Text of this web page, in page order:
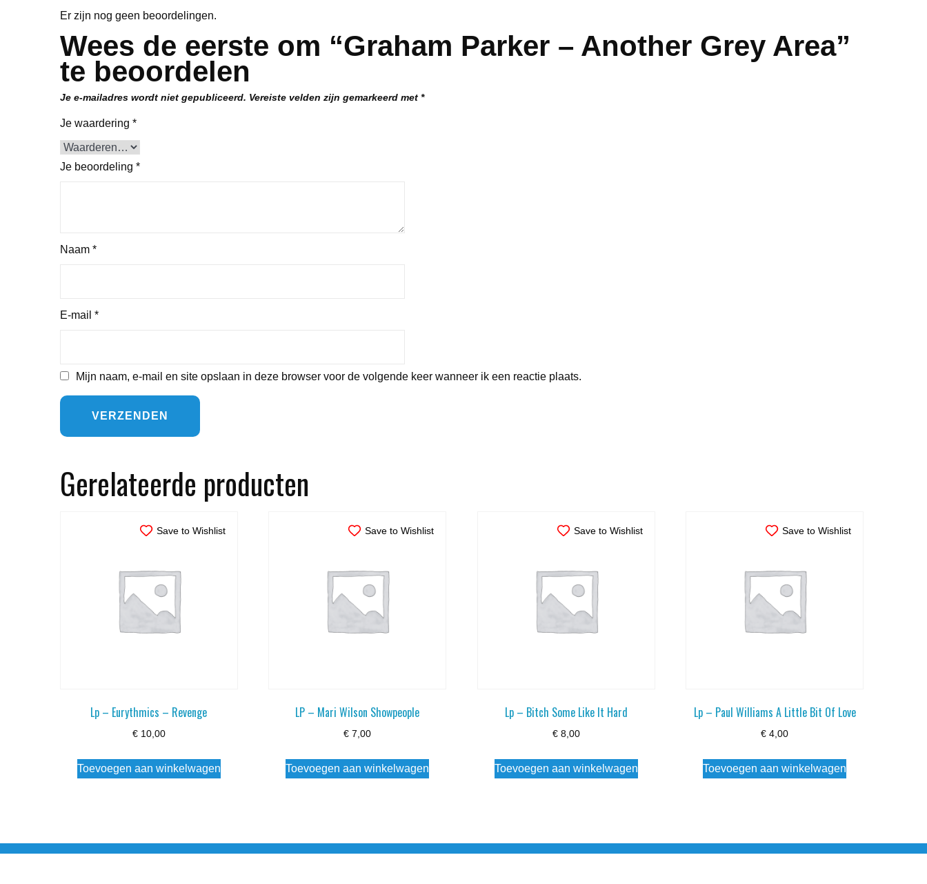
Er zijn nog geen beoordelingen.
Wees de eerste om “Graham Parker – Another Grey Area”
te beoordelen
Je e-mailadres wordt niet gepubliceerd. Vereiste velden zijn gemarkeerd met *
Je waardering *
Je beoordeling *
Naam *
E-mail *
Mijn naam, e-mail en site opslaan in deze browser voor de volgende keer wanneer ik een reactie plaats.
Gerelateerde producten
Save to Wishlist
Lp – Eurythmics – Revenge
€10,00
Toevoegen aan winkelwagen
Save to Wishlist
LP – Mari Wilson Showpeople
€ 7,00
Toevoegen aan winkelwagen
Save to Wishlist
Lp – Bitch Some Like It Hard
€8,00
Toevoegen aan winkelwagen
Save to Wishlist
Lp – Paul Williams A Little Bit Of Love
€ 4,00
Toevoegen aan winkelwagen